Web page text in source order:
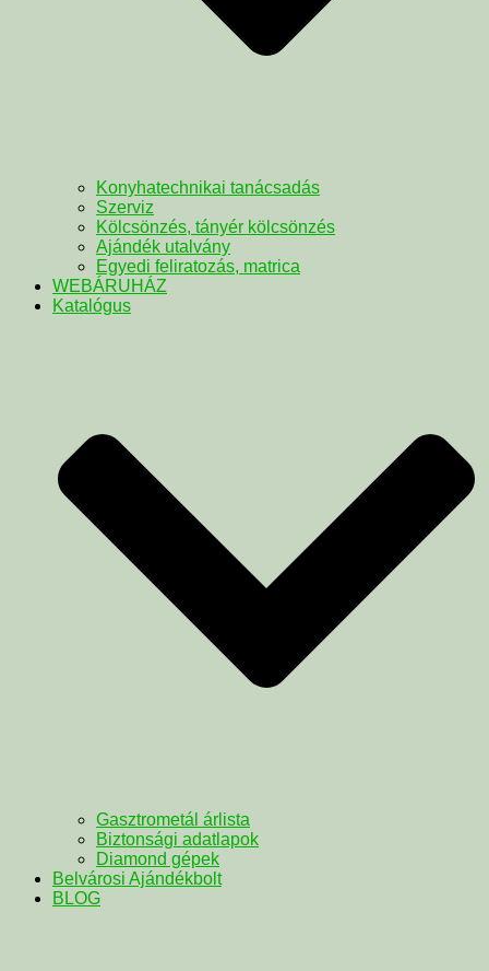
Konyhatechnikai tanácsadás
Szerviz
Kölcsönzés, tányér kölcsönzés
Ajándék utalvány
Egyedi feliratozás, matrica
WEBÁRUHÁZ
Katalógus
Gasztrometál árlista
Biztonsági adatlapok
Diamond gépek
Belvárosi Ajándékbolt
BLOG